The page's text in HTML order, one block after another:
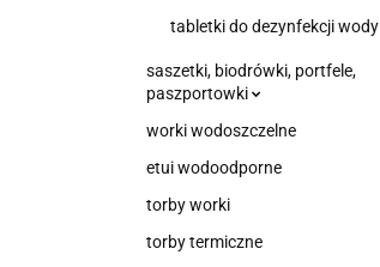
tabletki do dezynfekcji wody
saszetki, biodrówki, portfele,
paszportowki
worki wodoszczelne
etui wodoodporne
torby worki
torby termiczne